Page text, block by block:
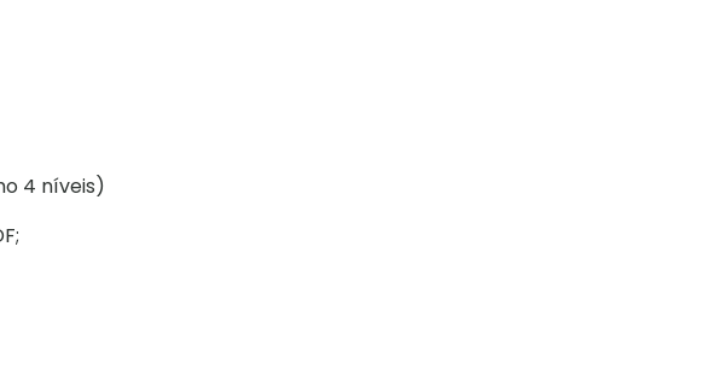
4 níveis)